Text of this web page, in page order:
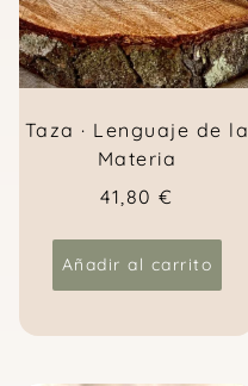
Taza · Lenguaje de la
Materia
41,80€
Añadir al carrito